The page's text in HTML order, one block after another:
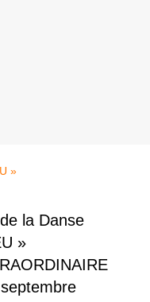
la Danse
»